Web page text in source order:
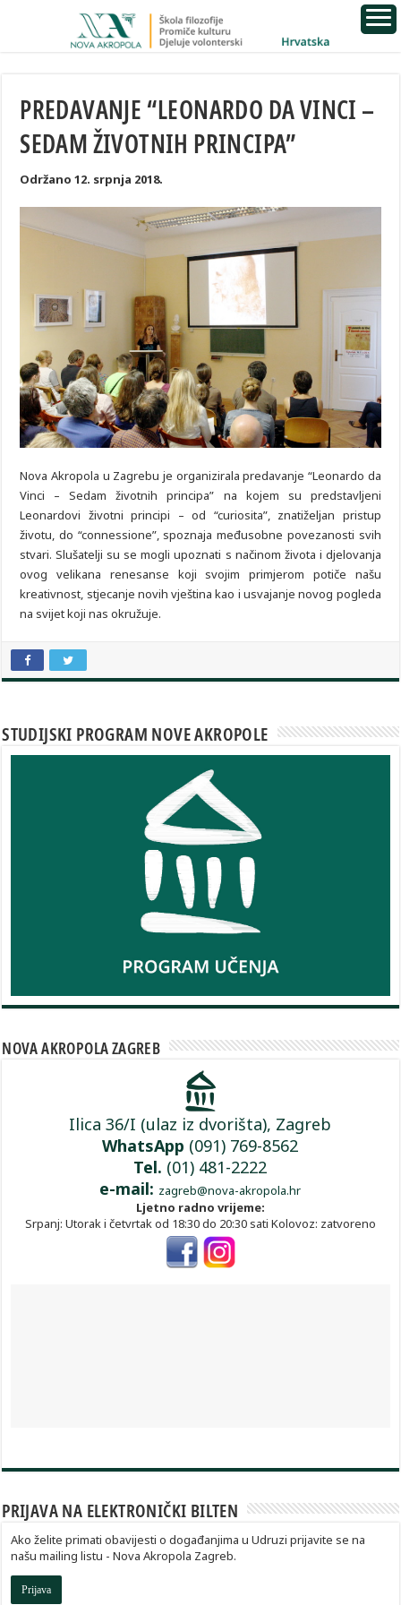
PREDAVANJE “LEONARDO DA VINCI –
SEDAM ŽIVOTNIH PRINCIPA”
Održano 12. srpnja 2018.
Nova Akropola u Zagrebu je organizirala predavanje “Leonardo da
Vinci – Sedam životnih principa” na kojem su predstavljeni
Leonardovi životni principi – od “curiosita”, znatiželjan pristup
životu, do “connessione”, spoznaja međusobne povezanosti svih
stvari. Slušatelji su se mogli upoznati s načinom života i djelovanja
ovog velikana renesanse koji svojim primjerom potiče našu
kreativnost, stjecanje novih vještina kao i usvajanje novog pogleda
na svijet koji nas okružuje.
STUDIJSKI PROGRAM NOVE AKROPOLE
NOVA AKROPOLA ZAGREB
Ilica 36/I (ulaz iz dvorišta), Zagreb
WhatsApp (091) 769-8562
Tel. (01) 481-2222
e-mail: zagreb@nova-akropola.hr
Ljetno radno vrijeme:
Srpanj: Utorak i četvrtak od 18:30 do 20:30 sati Kolovoz: zatvoreno
PRIJAVA NA ELEKTRONIČKI BILTEN
Ako želite primati obavijesti o događanjima u Udruzi prijavite se na
našu mailing listu - Nova Akropola Zagreb.
Prijava